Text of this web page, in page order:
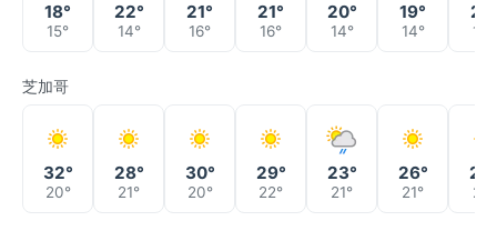
18°
15°
22°
14°
21°
16°
21°
16°
20°
14°
19°
14°
21°
15°
芝加哥
32°
20°
28°
21°
30°
20°
29°
22°
23°
21°
26°
21° 21°